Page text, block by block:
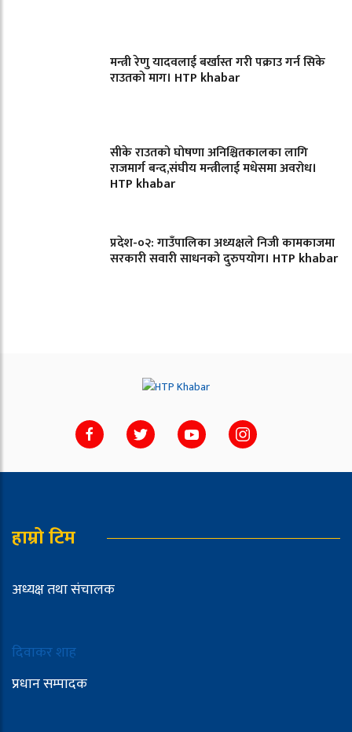
मन्त्री रेणु यादवलाई बर्खास्त गरी पक्राउ गर्न सिके
राउतकाे माग। HTP khabar
सीके राउतको घोषणा अनिश्चितकालका लागि
राजमार्ग बन्द,संघीय मन्त्रीलाई मधेसमा अवरोध।
HTP khabar
प्रदेश-०२: गाउँपालिका अध्यक्षले निजी कामकाजमा
सरकारी सवारी साधनको दुरुपयोग। HTP khabar
हाम्रो टिम
अध्यक्ष तथा संचालक
दिवाकर शाह
प्रधान सम्पादक